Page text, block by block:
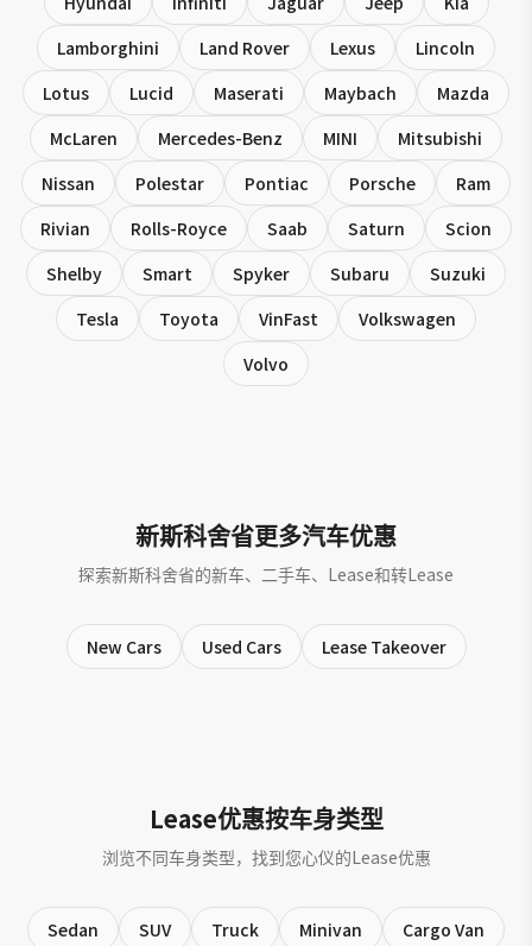
Lamborghini
Land Rover Lexus
Lincoln
Lotus
Lucid Maserati Maybach
Mazda
McLaren
Mercedes-Benz MINI
Mitsubishi
Nissan
Polestar Pontiac Porsche
Ram
Rivian
Rolls-Royce Saab Saturn
Scion
Shelby
Smart Spyker Subaru
Suzuki
Tesla
Toyota VinFast
Volkswagen
Volvo
新斯科舍省更多汽车优惠
探索新斯科舍省的新车、二手车、Lease和转Lease
New Cars Used Cars Lease Takeover
Lease优惠按车身类型
浏览不同车身类型，找到您心仪的Lease优惠
Sedan SUV Truck Minivan
Cargo Van